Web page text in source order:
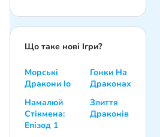
Що таке нові Ігри?
Морські
Дракони Іо
Гонки На
Драконах
Намалюй
Стікмена:
Епізод 1
Злиття
Драконів